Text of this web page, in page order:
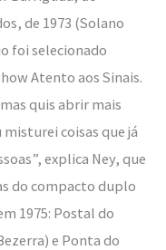
de 1973 (Solano
foi selecionado
Atento aos Sinais.
quis abrir mais
coisas que já
explica Ney, que
do compacto duplo
1975: Postal do
e Ponta do